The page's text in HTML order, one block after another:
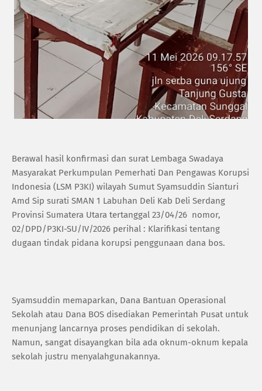
‎Berawal hasil konfirmasi dan surat Lembaga Swadaya
Masyarakat Perkumpulan Pemerhati Dan Pengawas Korupsi
Indonesia (LSM P3KI) wilayah Sumut Syamsuddin Sianturi
Amd Sip surati SMAN 1 Labuhan Deli Kab Deli Serdang
Provinsi Sumatera Utara tertanggal 23/04/26 nomor,
02/DPD/P3KI-SU/IV/2026 perihal : Klarifikasi tentang
dugaan tindak pidana korupsi penggunaan dana bos.
‎Syamsuddin memaparkan, Dana Bantuan Operasional
Sekolah atau Dana BOS disediakan Pemerintah Pusat untuk
menunjang lancarnya proses pendidikan di sekolah.
Namun, sangat disayangkan bila ada oknum-oknum kepala
sekolah justru menyalahgunakannya.